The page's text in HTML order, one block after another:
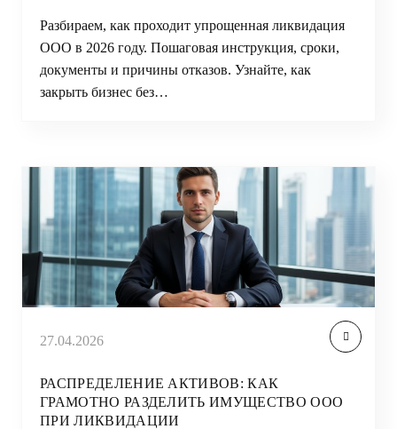
Разбираем, как проходит упрощенная ликвидация
ООО в 2026 году. Пошаговая инструкция, сроки,
документы и причины отказов. Узнайте, как
закрыть бизнес без…
27.04.2026
РАСПРЕДЕЛЕНИЕ АКТИВОВ: КАК
ГРАМОТНО РАЗДЕЛИТЬ ИМУЩЕСТВО ООО
ПРИ ЛИКВИДАЦИИ